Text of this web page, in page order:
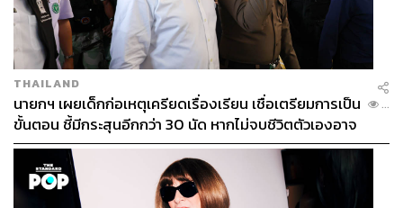
THE STANDARD ECONOMIC FORUM 2024
THE STANDARD ECONOMIC FORUM 2024: BRAVE
NEW WORLD เศรษฐกิจไทย ไล่กวดโลกใหม่
Young Leaders Dialogue
THAILAND
นายกฯ เผยเด็กก่อเหตุเครียดเรื่องเรียน เชื่อเตรียมการเป็น
ขั้นตอน ชี้มีกระสุนอีกกว่า 30 นัด หากไม่จบชีวิตตัวเองอาจ
สูญเสียเพิ่ม
...